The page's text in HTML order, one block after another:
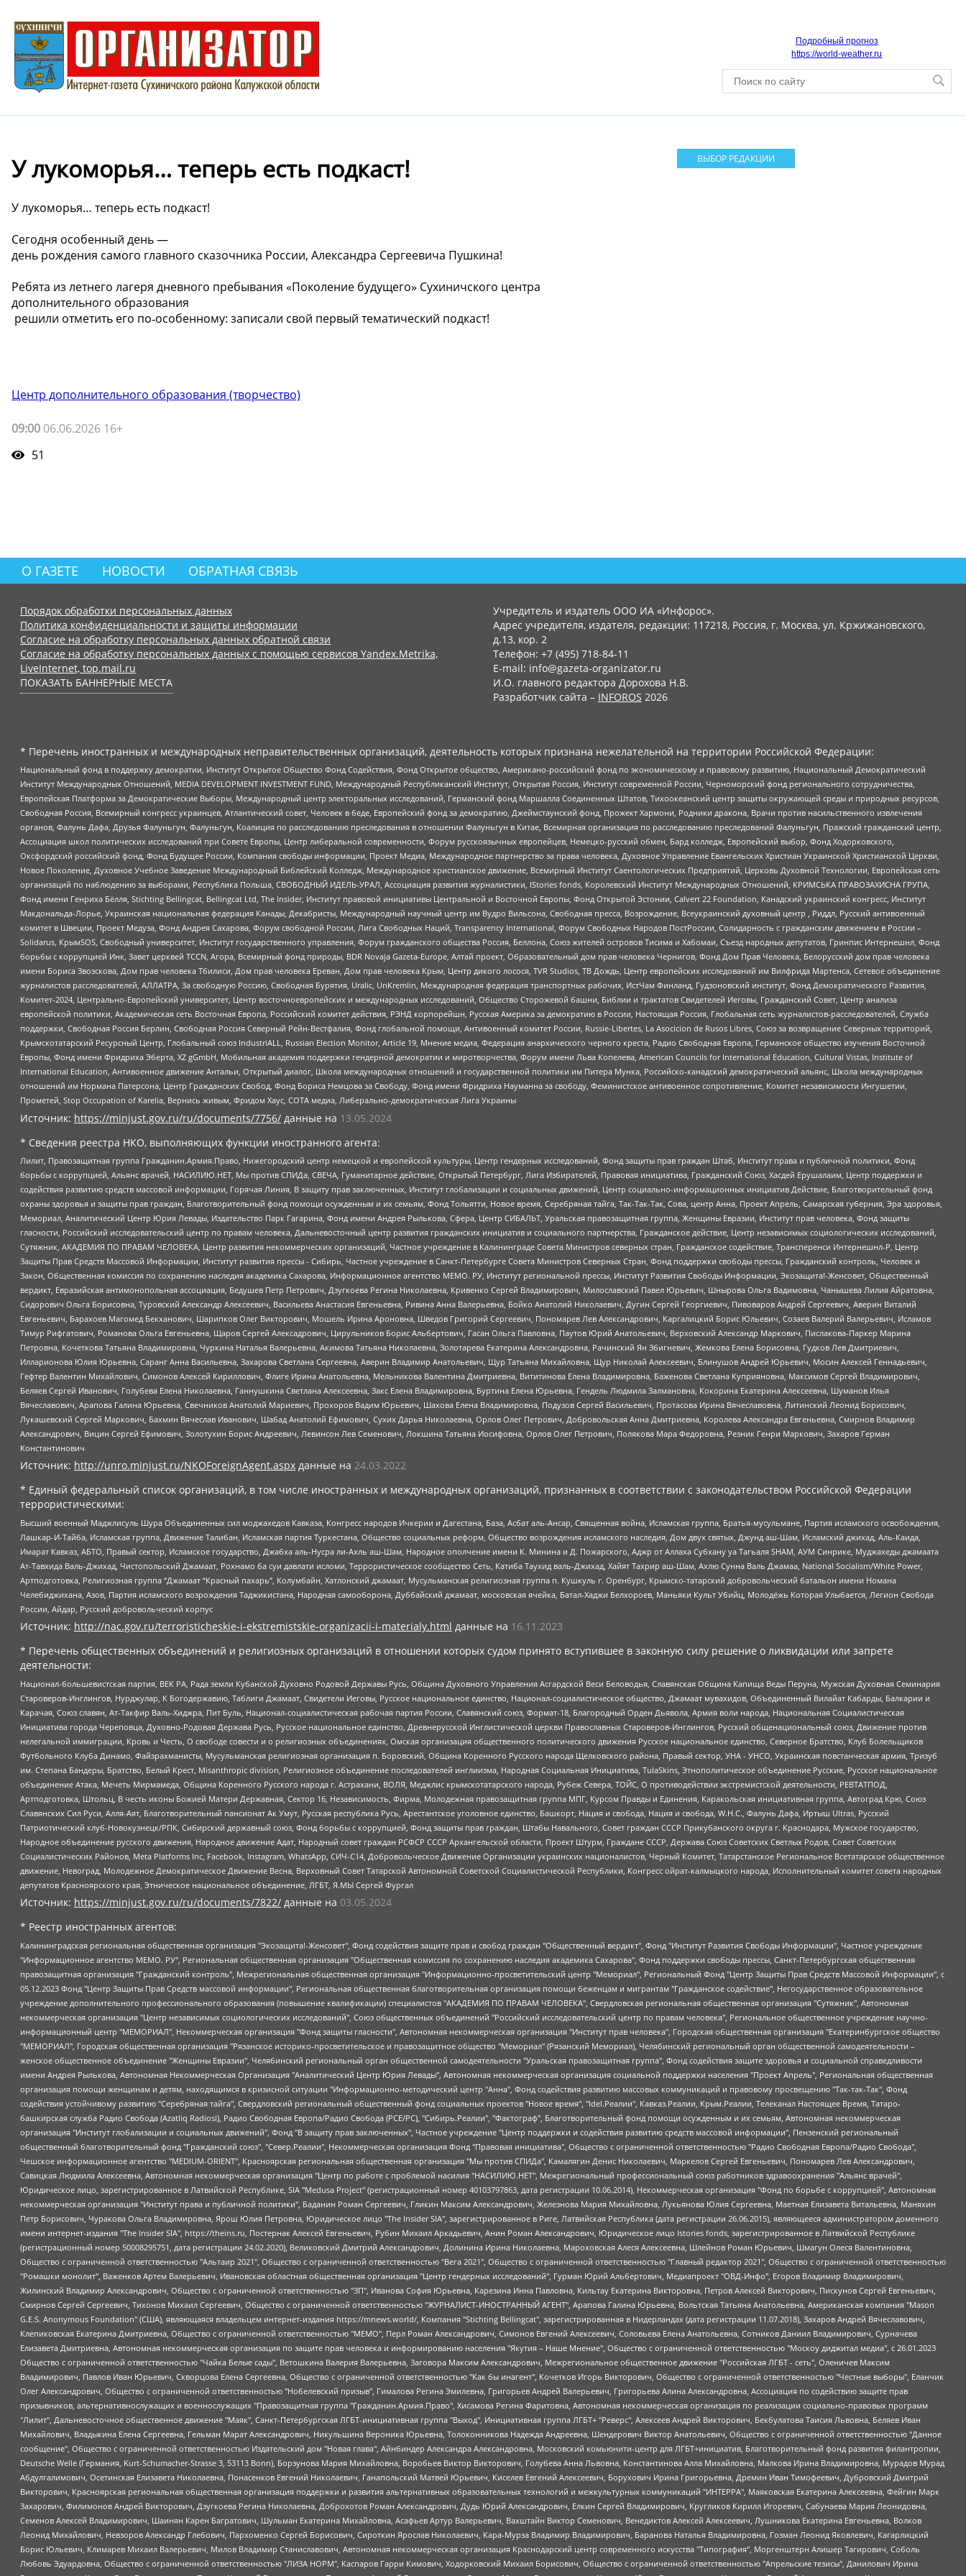
Подробный прогноз
https://world-weather.ru
У лукоморья… теперь есть подкаст!
У лукоморья… теперь есть подкаст!
Сегодня особенный день —
день рождения самого главного сказочника России, Александра Сергеевича Пушкина!
Ребята из летнего лагеря дневного пребывания «Поколение будущего» Сухиничского центра
дополнительного образования
решили отметить его по‑особенному: записали свой первый тематический подкаст! ️
Центр дополнительного образования (творчество)
09:00 06.06.2026 16+
51
ВЫБОР РЕДАКЦИИ
О ГАЗЕТЕ НОВОСТИ ОБРАТНАЯ СВЯЗЬ
Порядок обработки персональных данных
Политика конфиденциальности и защиты информации
Согласие на обработку персональных данных обратной связи
Согласие на обработку персональных данных с помощью сервисов Yandex.Metrika,
LiveInternet, top.mail.ru
ПОКАЗАТЬ БАННЕРНЫЕ МЕСТА
Учредитель и издатель ООО ИА «Инфорос».
Адрес учредителя, издателя, редакции: 117218, Россия, г. Москва, ул. Кржижановского,
д.13, кор. 2
Телефон: +7 (495) 718-84-11
E-mail: info@gazeta-organizator.ru
И.О. главного редактора Дорохова Н.В.
Разработчик сайта – INFOROS 2026
* Перечень иностранных и международных неправительственных организаций, деятельность которых признана нежелательной на территории Российской Федерации:
Национальный фонд в поддержку демократии, Институт Открытое Общество Фонд Содействия, Фонд Открытое общество, Американо-российский фонд по экономическому и правовому развитию, Национальный Демократический
Институт Международных Отношений, MEDIA DEVELOPMENT INVESTMENT FUND, Международный Республиканский Институт, Открытая Россия, Институт современной России, Черноморский фонд регионального сотрудничества,
Европейская Платформа за Демократические Выборы, Международный центр электоральных исследований, Германский фонд Маршалла Соединенных Штатов, Тихоокеанский центр защиты окружающей среды и природных ресурсов,
Свободная Россия, Всемирный конгресс украинцев, Атлантический совет, Человек в беде, Европейский фонд за демократию, Джеймстаунский фонд, Прожект Хармони, Родники дракона, Врачи против насильственного извлечения
органов, Фалунь Дафа, Друзья Фалуньгун, Фалуньгун, Коалиция по расследованию преследования в отношении Фалуньгун в Китае, Всемирная организация по расследованию преследований Фалуньгун, Пражский гражданский центр,
Ассоциация школ политических исследований при Совете Европы, Центр либеральной современности, Форум русскоязычных европейцев, Немецко-русский обмен, Бард колледж, Европейский выбор, Фонд Ходорковского,
Оксфордский российский фонд, Фонд Будущее России, Компания свободы информации, Проект Медиа, Международное партнерство за права человека, Духовное Управление Евангельских Христиан Украинской Христианской Церкви,
Новое Поколение, Духовное Учебное Заведение Международный Библейский Колледж, Международное христианское движение, Всемирный Институт Саентологических Предприятий, Церковь Духовной Технологии, Европейская сеть
организаций по наблюдению за выборами, Республика Польша, СВОБОДНЫЙ ИДЕЛЬ-УРАЛ, Ассоциация развития журналистики, IStories fonds, Королевский Институт Международных Отношений, КРИМСЬКА ПРАВОЗАХИСНА ГРУПА,
Фонд имени Генриха Бёлля, Stichting Bellingcat, Bellingcat Ltd, The Insider, Институт правовой инициативы Центральной и Восточной Европы, Фонд Открытой Эстонии, Calvert 22 Foundation, Канадский украинский конгресс, Институт
Макдональда-Лорье, Украинская национальная федерация Канады, Декабристы, Международный научный центр им Вудро Вильсона, Свободная пресса, Возрождение, Всеукраинский духовный центр , Риддл, Русский антивоенный
комитет в Швеции, Проект Медуза, Фонд Андрея Сахарова, Форум свободной России, Лига Свободных Наций, Transparеncy International, Форум Свободных Народов ПостРоссии, Солидарность с гражданским движением в России –
Solidarus, КрымSOS, Свободный университет, Институт государственного управления, Форум гражданского общества Россия, Беллона, Союз жителей островов Тисима и Хабомаи, Съезд народных депутатов, Гринпис Интернешнл, Фонд
борьбы с коррупцией Инк, Завет церквей TCCN, Агора, Всемирный фонд природы, BDR Novaja Gazeta-Europe, Алтай проект, Образовательный дом прав человека Чернигов, Фонд Дом Прав Человека, Белорусский дом прав человека
имени Бориса Звозскова, Дом прав человека Тбилиси, Дом прав человека Ереван, Дом прав человека Крым, Центр дикого лосося, TVR Studios, ТВ Дождь, Центр европейских исследований им Вилфрида Мартенса, Сетевое объединение
журналистов расследователей, АЛЛАТРА, За свободную Россию, Свободная Бурятия, Uralic, UnKremlin, Международная федерация транспортных рабочих, ИстЧам Финланд, Гудзоновский институт, Фонд Демократического Развития,
Комитет-2024, Центрально-Европейский университет, Центр восточноевропейских и международных исследований, Общество Сторожевой башни, Библии и трактатов Свидетелей Иеговы, Гражданский Совет, Центр анализа
европейской политики, Академическая сеть Восточная Европа, Российский комитет действия, РЭНД корпорейшн, Русская Америка за демократию в России, Настоящая Россия, Глобальная сеть журналистов-расследователей, Служба
поддержки, Свободная Россия Берлин, Свободная Россия Северный Рейн-Вестфалия, Фонд глобальной помощи, Антивоенный комитет России, Russie-Libertes, La Asocicion de Rusos Libres, Союз за возвращение Северных территорий,
Крымскотатарский Ресурсный Центр, Глобальный союз IndustriALL, Russian Election Monitor, Article 19, Мнение медиа, Федерация анархического черного креста, Радио Свободная Европа, Германское общество изучения Восточной
Европы, Фонд имени Фридриха Эберта, XZ gGmbH, Мобильная академия поддержки гендерной демократии и миротворчества, Форум имени Льва Копелева, American Councils for International Education, Cultural Vistas, Institute of
International Education, Антивоенное движение Антальи, Открытый диалог, Школа международных отношений и государственной политики им Питера Мунка, Российско-канадский демократический альянс, Школа международных
отношений им Нормана Патерсона, Центр Гражданских Свобод, Фонд Бориса Немцова за Свободу, Фонд имени Фридриха Науманна за свободу, Феминистское антивоенное сопротивление, Комитет независимости Ингушетии,
Прометей, Stop Occupation of Karelia, Вернись живым, Фридом Хаус, СОТА медиа, Либерально-демократическая Лига Украины
Источник: https://minjust.gov.ru/ru/documents/7756/ данные на 13.05.2024
* Сведения реестра НКО, выполняющих функции иностранного агента:
Лилит, Правозащитная группа Гражданин.Армия.Право, Нижегородский центр немецкой и европейской культуры, Центр гендерных исследований, Фонд защиты прав граждан Штаб, Институт права и публичной политики, Фонд
борьбы с коррупцией, Альянс врачей, НАСИЛИЮ.НЕТ, Мы против СПИДа, СВЕЧА, Гуманитарное действие, Открытый Петербург, Лига Избирателей, Правовая инициатива, Гражданский Союз, Хасдей Ерушалаим, Центр поддержки и
содействия развитию средств массовой информации, Горячая Линия, В защиту прав заключенных, Институт глобализации и социальных движений, Центр социально-информационных инициатив Действие, Благотворительный фонд
охраны здоровья и защиты прав граждан, Благотворительный фонд помощи осужденным и их семьям, Фонд Тольятти, Новое время, Серебряная тайга, Так-Так-Так, Сова, центр Анна, Проект Апрель, Самарская губерния, Эра здоровья,
Мемориал, Аналитический Центр Юрия Левады, Издательство Парк Гагарина, Фонд имени Андрея Рылькова, Сфера, Центр СИБАЛЬТ, Уральская правозащитная группа, Женщины Евразии, Институт прав человека, Фонд защиты
гласности, Российский исследовательский центр по правам человека, Дальневосточный центр развития гражданских инициатив и социального партнерства, Гражданское действие, Центр независимых социологических исследований,
Сутяжник, АКАДЕМИЯ ПО ПРАВАМ ЧЕЛОВЕКА, Центр развития некоммерческих организаций, Частное учреждение в Калининграде Совета Министров северных стран, Гражданское содействие, Трансперенси Интернешнл-Р, Центр
Защиты Прав Средств Массовой Информации, Институт развития прессы - Сибирь, Частное учреждение в Санкт-Петербурге Совета Министров Северных Стран, Фонд поддержки свободы прессы, Гражданский контроль, Человек и
Закон, Общественная комиссия по сохранению наследия академика Сахарова, Информационное агентство МЕМО. РУ, Институт региональной прессы, Институт Развития Свободы Информации, Экозащита!-Женсовет, Общественный
вердикт, Евразийская антимонопольная ассоциация, Бедушев Петр Петрович, Дзугкоева Регина Николаевна, Кривенко Сергей Владимирович, Милославский Павел Юрьевич, Шнырова Ольга Вадимовна, Чанышева Лилия Айратовна,
Сидорович Ольга Борисовна, Туровский Александр Алексеевич, Васильева Анастасия Евгеньевна, Ривина Анна Валерьевна, Бойко Анатолий Николаевич, Дугин Сергей Георгиевич, Пивоваров Андрей Сергеевич, Аверин Виталий
Евгеньевич, Барахоев Магомед Бекханович, Шарипков Олег Викторович, Мошель Ирина Ароновна, Шведов Григорий Сергеевич, Пономарев Лев Александрович, Каргалицкий Борис Юльевич, Созаев Валерий Валерьевич, Исламов
Тимур Рифгатович, Романова Ольга Евгеньевна, Щаров Сергей Алексадрович, Цирульников Борис Альбертович, Гасан Ольга Павловна, Паутов Юрий Анатольевич, Верховский Александр Маркович, Пислакова-Паркер Марина
Петровна, Кочеткова Татьяна Владимировна, Чуркина Наталья Валерьевна, Акимова Татьяна Николаевна, Золотарева Екатерина Александровна, Рачинский Ян Збигневич, Жемкова Елена Борисовна, Гудков Лев Дмитриевич,
Илларионова Юлия Юрьевна, Саранг Анна Васильевна, Захарова Светлана Сергеевна, Аверин Владимир Анатольевич, Щур Татьяна Михайловна, Щур Николай Алексеевич, Блинушов Андрей Юрьевич, Мосин Алексей Геннадьевич,
Гефтер Валентин Михайлович, Симонов Алексей Кириллович, Флиге Ирина Анатольевна, Мельникова Валентина Дмитриевна, Вититинова Елена Владимировна, Баженова Светлана Куприяновна, Максимов Сергей Владимирович,
Беляев Сергей Иванович, Голубева Елена Николаевна, Ганнушкина Светлана Алексеевна, Закс Елена Владимировна, Буртина Елена Юрьевна, Гендель Людмила Залмановна, Кокорина Екатерина Алексеевна, Шуманов Илья
Вячеславович, Арапова Галина Юрьевна, Свечников Анатолий Мариевич, Прохоров Вадим Юрьевич, Шахова Елена Владимировна, Подузов Сергей Васильевич, Протасова Ирина Вячеславовна, Литинский Леонид Борисович,
Лукашевский Сергей Маркович, Бахмин Вячеслав Иванович, Шабад Анатолий Ефимович, Сухих Дарья Николаевна, Орлов Олег Петрович, Добровольская Анна Дмитриевна, Королева Александра Евгеньевна, Смирнов Владимир
Александрович, Вицин Сергей Ефимович, Золотухин Борис Андреевич, Левинсон Лев Семенович, Локшина Татьяна Иосифовна, Орлов Олег Петрович, Полякова Мара Федоровна, Резник Генри Маркович, Захаров Герман
Константинович
Источник: http://unro.minjust.ru/NKOForeignAgent.aspx данные на 24.03.2022
* Единый федеральный список организаций, в том числе иностранных и международных организаций, признанных в соответствии с законодательством Российской Федерации
террористическими:
Высший военный Маджлисуль Шура Объединенных сил моджахедов Кавказа, Конгресс народов Ичкерии и Дагестана, База, Асбат аль-Ансар, Священная война, Исламская группа, Братья-мусульмане, Партия исламского освобождения,
Лашкар-И-Тайба, Исламская группа, Движение Талибан, Исламская партия Туркестана, Общество социальных реформ, Общество возрождения исламского наследия, Дом двух святых, Джунд аш-Шам, Исламский джихад, Аль-Каида,
Имарат Кавказ, АБТО, Правый сектор, Исламское государство, Джабха аль-Нусра ли-Ахль аш-Шам, Народное ополчение имени К. Минина и Д. Пожарского, Аджр от Аллаха Субхану уа Тагьаля SHAM, АУМ Синрике, Муджахеды джамаата
Ат-Тавхида Валь-Джихад, Чистопольский Джамаат, Рохнамо ба суи давлати исломи, Террористическое сообщество Сеть, Катиба Таухид валь-Джихад, Хайят Тахрир аш-Шам, Ахлю Сунна Валь Джамаа, National Socialism/White Power,
Артподготовка, Религиозная группа “Джамаат “Красный пахарь”, Колумбайн, Хатлонский джамаат, Мусульманская религиозная группа п. Кушкуль г. Оренбург, Крымско-татарский добровольческий батальон имени Номана
Челебиджихана, Азов, Партия исламского возрождения Таджикистана, Народная самооборона, Дуббайский джамаат, московская ячейка, Батал-Хаджи Белхороев, Маньяки Культ Убийц, Молодёжь Которая Улыбается, Легион Свобода
России, Айдар, Русский добровольческий корпус
Источник: http://nac.gov.ru/terroristicheskie-i-ekstremistskie-organizacii-i-materialy.html данные на 16.11.2023
* Перечень общественных объединений и религиозных организаций в отношении которых судом принято вступившее в законную силу решение о ликвидации или запрете
деятельности:
Национал-большевистская партия, ВЕК РА, Рада земли Кубанской Духовно Родовой Державы Русь, Община Духовного Управления Асгардской Веси Беловодья, Славянская Община Капища Веды Перуна, Мужская Духовная Семинария
Староверов-Инглингов, Нурджулар, К Богодержавию, Таблиги Джамаат, Свидетели Иеговы, Русское национальное единство, Национал-социалистическое общество, Джамаат мувахидов, Объединенный Вилайат Кабарды, Балкарии и
Карачая, Союз славян, Ат-Такфир Валь-Хиджра, Пит Буль, Национал-социалистическая рабочая партия России, Славянский союз, Формат-18, Благородный Орден Дьявола, Армия воли народа, Национальная Социалистическая
Инициатива города Череповца, Духовно-Родовая Держава Русь, Русское национальное единство, Древнерусской Инглистической церкви Православных Староверов-Инглингов, Русский общенациональный союз, Движение против
нелегальной иммиграции, Кровь и Честь, О свободе совести и о религиозных объединениях, Омская организация общественного политического движения Русское национальное единство, Северное Братство, Клуб Болельщиков
Футбольного Клуба Динамо, Файзрахманисты, Мусульманская религиозная организация п. Боровский, Община Коренного Русского народа Щелковского района, Правый сектор, УНА - УНСО, Украинская повстанческая армия, Тризуб
им. Степана Бандеры, Братство, Белый Крест, Misanthropic division, Религиозное объединение последователей инглиизма, Народная Социальная Инициатива, TulaSkins, Этнополитическое объединение Русские, Русское национальное
объединение Атака, Мечеть Мирмамеда, Община Коренного Русского народа г. Астрахани, ВОЛЯ, Меджлис крымскотатарского народа, Рубеж Севера, ТОЙС, О противодействии экстремистской деятельности, РЕВТАТПОД,
Артподготовка, Штольц, В честь иконы Божией Матери Державная, Сектор 16, Независимость, Фирма, Молодежная правозащитная группа МПГ, Курсом Правды и Единения, Каракольская инициативная группа, Автоград Крю, Союз
Славянских Сил Руси, Алля-Аят, Благотворительный пансионат Ак Умут, Русская республика Русь, Арестантское уголовное единство, Башкорт, Нация и свобода, Нация и свобода, W.H.С., Фалунь Дафа, Иртыш Ultras, Русский
Патриотический клуб-Новокузнецк/РПК, Сибирский державный союз, Фонд борьбы с коррупцией, Фонд защиты прав граждан, Штабы Навального, Совет граждан СССР Прикубанского округа г. Краснодара, Мужское государство,
Народное объединение русского движения, Народное движение Адат, Народный совет граждан РСФСР СССР Архангельской области, Проект Штурм, Граждане СССР, Держава Союз Советских Светлых Родов, Совет Советских
Социалистических Районов, Meta Platforms Inc, Facebook, Instagram, WhatsApp, СИЧ-С14, Добровольческое Движение Организации украинских националистов, Черный Комитет, Татарстанское Региональное Всетатарское общественное
движение, Невоград, Молодежное Демократическое Движение Весна, Верховный Совет Татарской Автономной Советской Социалистической Республики, Конгресс ойрат-калмыцкого народа, Исполнительный комитет совета народных
депутатов Красноярского края, Этническое национальное объединение, ЛГБТ, Я.МЫ Сергей Фургал
Источник: https://minjust.gov.ru/ru/documents/7822/ данные на 03.05.2024
* Реестр иностранных агентов:
Калининградская региональная общественная организация "Экозащита!-Женсовет", Фонд содействия защите прав и свобод граждан "Общественный вердикт", Фонд "Институт Развития Свободы Информации", Частное учреждение "Информационное агентство МЕМО. РУ", Региональная общественная организация "Общественная комиссия по сохранению наследия академика Сахарова", Фонд поддержки свободы прессы, Санкт-Петербургская общественная правозащитная организация "Гражданский контроль", Межрегиональная общественная организация "Информационно-просветительский центр "Мемориал", Региональный Фонд "Центр Защиты Прав Средств Массовой Информации", с 05.12.2023 Фонд "Центр Защиты Прав Средств массовой информации", Региональная общественная благотворительная организация помощи беженцам и мигрантам "Гражданское содействие", Негосударственное образовательное учреждение дополнительного профессионального образования (повышение квалификации) специалистов "АКАДЕМИЯ ПО ПРАВАМ ЧЕЛОВЕКА", Свердловская региональная общественная организация "Сутяжник", Автономная некоммерческая организация "Центр независимых социологических исследований", Союз общественных объединений "Российский исследовательский центр по правам человека", Региональное общественное учреждение научно-информационный центр "МЕМОРИАЛ", Некоммерческая организация "Фонд защиты гласности", Автономная некоммерческая организация "Институт прав человека", Городская общественная организация "Екатеринбургское общество "МЕМОРИАЛ", Городская общественная организация "Рязанское историко-просветительское и правозащитное общество "Мемориал" (Рязанский Мемориал), Челябинский региональный орган общественной самодеятельности – женское общественное объединение "Женщины Евразии", Челябинский региональный орган общественной самодеятельности "Уральская правозащитная группа", Фонд содействия защите здоровья и социальной справедливости имени Андрея Рылькова, Автономная Некоммерческая Организация "Аналитический Центр Юрия Левады", Автономная некоммерческая организация социальной поддержки населения "Проект Апрель", Региональная общественная организация помощи женщинам и детям, находящимся в кризисной ситуации "Информационно-методический центр "Анна", Фонд содействия развитию массовых коммуникаций и правовому просвещению "Так-так-Так", Фонд содействия устойчивому развитию "Серебряная тайга", Свердловский региональный общественный фонд социальных проектов "Новое время", "Idel.Реалии", Кавказ.Реалии, Крым.Реалии, Телеканал Настоящее Время, Татаро-башкирская служба Радио Свобода (Azatliq Radiosi), Радио Свободная Европа/Радио Свобода (PCE/PC), "Сибирь.Реалии", "Фактограф", Благотворительный фонд помощи осужденным и их семьям, Автономная некоммерческая организация "Институт глобализации и социальных движений", Фонд "В защиту прав заключенных", Частное учреждение "Центр поддержки и содействия развитию средств массовой информации", Пензенский региональный общественный благотворительный фонд "Гражданский союз", "Север.Реалии", Некоммерческая организация Фонд "Правовая инициатива", Общество с ограниченной ответственностью "Радио Свободная Европа/Радио Свобода", Чешское информационное агентство "MEDIUM-ORIENT", Красноярская региональная общественная организация "Мы против СПИДа", Камалягин Денис Николаевич, Маркелов Сергей Евгеньевич, Пономарев Лев Александрович, Савицкая Людмила Алексеевна, Автономная некоммерческая организация "Центр по работе с проблемой насилия "НАСИЛИЮ.НЕТ", Межрегиональный профессиональный союз работников здравоохранения "Альянс врачей", Юридическое лицо, зарегистрированное в Латвийской Республике, SIA "Medusa Project" (регистрационный номер 40103797863, дата регистрации 10.06.2014), Некоммерческая организация "Фонд по борьбе с коррупцией", Автономная некоммерческая организация "Институт права и публичной политики", Баданин Роман Сергеевич, Гликин Максим Александрович, Железнова Мария Михайловна, Лукьянова Юлия Сергеевна, Маетная Елизавета Витальевна, Маняхин Петр Борисович, Чуракова Ольга Владимировна, Ярош Юлия Петровна, Юридическое лицо "The Insider SIA", зарегистрированное в Риге, Латвийская Республика (дата регистрации 26.06.2015), являющееся администратором доменного имени интернет-издания "The Insider SIA", https://theins.ru, Постернак Алексей Евгеньевич, Рубин Михаил Аркадьевич, Анин Роман Александрович, Юридическое лицо Istories fonds, зарегистрированное в Латвийской Республике (регистрационный номер 50008295751, дата регистрации 24.02.2020), Великовский Дмитрий Александрович, Долинина Ирина Николаевна, Мароховская Алеся Алексеевна, Шлейнов Роман Юрьевич, Шмагун Олеся Валентиновна, Общество с ограниченной ответственностью "Альтаир 2021", Общество с ограниченной ответственностью "Вега 2021", Общество с ограниченной ответственностью "Главный редактор 2021", Общество с ограниченной ответственностью "Ромашки монолит", Важенков Артем Валерьевич, Ивановская областная общественная организация "Центр гендерных исследований", Гурман Юрий Альбертович, Медиапроект "ОВД-Инфо", Егоров Владимир Владимирович, Жилинский Владимир Александрович, Общество с ограниченной ответственностью "ЗП", Иванова София Юрьевна, Карезина Инна Павловна, Кильтау Екатерина Викторовна, Петров Алексей Викторович, Пискунов Сергей Евгеньевич, Смирнов Сергей Сергеевич, Тихонов Михаил Сергеевич, Общество с ограниченной ответственностью "ЖУРНАЛИСТ-ИНОСТРАННЫЙ АГЕНТ", Арапова Галина Юрьевна, Вольтская Татьяна Анатольевна, Американская компания "Mason G.E.S. Anonymous Foundation" (США), являющаяся владельцем интернет-издания https://mnews.world/, Компания "Stichting Bellingcat", зарегистрированная в Нидерландах (дата регистрации 11.07.2018), Захаров Андрей Вячеславович, Клепиковская Екатерина Дмитриевна, Общество с ограниченной ответственностью "МЕМО", Перл Роман Александрович, Симонов Евгений Алексеевич, Соловьева Елена Анатольевна, Сотников Даниил Владимирович, Сурначева Елизавета Дмитриевна, Автономная некоммерческая организация по защите прав человека и информированию населения "Якутия – Наше Мнение", Общество с ограниченной ответственностью "Москоу диджитал медиа", с 26.01.2023 Общество с ограниченной ответственностью "Чайка Белые сады", Ветошкина Валерия Валерьевна, Заговора Максим Александрович, Межрегиональное общественное движение "Российская ЛГБТ - сеть", Оленичев Максим Владимирович, Павлов Иван Юрьевич, Скворцова Елена Сергеевна, Общество с ограниченной ответственностью "Как бы инагент", Кочетков Игорь Викторович, Общество с ограниченной ответственностью "Честные выборы", Еланчик Олег Александрович, Общество с ограниченной ответственностью "Нобелевский призыв", Гималова Регина Эмилевна, Григорьев Андрей Валерьевич, Григорьева Алина Александровна, Ассоциация по содействию защите прав призывников, альтернативнослужащих и военнослужащих "Правозащитная группа "Гражданин.Армия.Право", Хисамова Регина Фаритовна, Автономная некоммерческая организация по реализации социально-правовых программ "Лилит", Дальневосточное общественное движение "Маяк", Санкт-Петербургская ЛГБТ-инициативная группа "Выход", Инициативная группа ЛГБТ+ "Реверс", Алексеев Андрей Викторович, Бекбулатова Таисия Львовна, Беляев Иван Михайлович, Владыкина Елена Сергеевна, Гельман Марат Александрович, Никульшина Вероника Юрьевна, Толоконникова Надежда Андреевна, Шендерович Виктор Анатольевич, Общество с ограниченной ответственностью "Данное сообщение", Общество с ограниченной ответственностью Издательский дом "Новая глава", Айнбиндер Александра Александровна, Московский комьюнити-центр для ЛГБТ+инициатив, Благотворительный фонд развития филантропии, Deutsche Welle (Германия, Kurt-Schumacher-Strasse 3, 53113 Bonn), Борзунова Мария Михайловна, Воробьев Виктор Викторович, Голубева Анна Львовна, Константинова Алла Михайловна, Малкова Ирина Владимировна, Мурадов Мурад Абдулгалимович, Осетинская Елизавета Николаевна, Понасенков Евгений Николаевич, Ганапольский Матвей Юрьевич, Киселев Евгений Алексеевич, Борухович Ирина Григорьевна, Дремин Иван Тимофеевич, Дубровский Дмитрий Викторович, Красноярская региональная общественная организация поддержки и развития альтернативных образовательных технологий и межкультурных коммуникаций "ИНТЕРРА", Маяковская Екатерина Алексеевна, Фейгин Марк Захарович, Филимонов Андрей Викторович, Дзугкоева Регина Николаевна, Доброхотов Роман Александрович, Дудь Юрий Александрович, Елкин Сергей Владимирович, Кругликов Кирилл Игоревич, Сабунаева Мария Леонидовна, Семенов Алексей Владимирович, Шаинян Карен Багратович, Шульман Екатерина Михайловна, Асафьев Артур Валерьевич, Вахштайн Виктор Семенович, Венедиктов Алексей Алексеевич, Лушникова Екатерина Евгеньевна, Волков Леонид Михайлович, Невзоров Александр Глебович, Пархоменко Сергей Борисович, Сироткин Ярослав Николаевич, Кара-Мурза Владимир Владимирович, Баранова Наталья Владимировна, Гозман Леонид Яковлевич, Кагарлицкий Борис Юльевич, Климарев Михаил Валерьевич, Милов Владимир Станиславович, Автономная некоммерческая организация Краснодарский центр современного искусства "Типография", Моргенштерн Алишер Тагирович, Соболь Любовь Эдуардовна, Общество с ограниченной ответственностью "ЛИЗА НОРМ", Каспаров Гарри Кимович, Ходорковский Михаил Борисович, Общество с ограниченной ответственностью "Апрельские тезисы", Данилович Ирина Брониславовна, Кашин Олег Владимирович, Петров Николай Владимирович, Пивоваров Алексей Владимирович, Соколов Михаил Владимирович, Цветкова Юлия Владимировна, Чичваркин Евгений Александрович, Комитет против пыток/Команда против пыток, Общество с ограниченной ответственностью "Первый научный", Общество с ограниченной ответственностью "Вертолет и ко", Белоцерковская Вероника Борисовна, Кац Максим Евгеньевич, Лазарева Татьяна Юрьевна, Шаведдинов Руслан Табризович, Яшин Илья Валерьевич, Общество с ограниченной ответственностью "Иноагент ААВ", Алешковский Дмитрий Петрович, Альбац Евгения Марковна, Быков Дмитрий Львович, Галямина Юлия Евгеньевна, Лойко Сергей Леонидович, Мартынов Кирилл Константинович, Медведев Сергей Александрович, Крашенинников Федор Геннадиевич, Гордеева Катерина Вл